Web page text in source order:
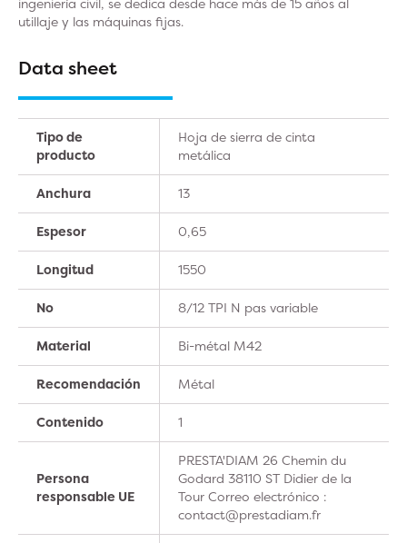
utillaje y las máquinas fijas.
Data sheet
Tipo de
producto
Hoja de sierra de cinta
metálica
Anchura 13
Espesor 0,65
Longitud 1550
No 8/12 TPI N pas variable
Material Bi-métal M42
Recomendación Métal
Contenido 1
Persona
responsable UE
PRESTA'DIAM 26 Chemin du
Godard 38110 ST Didier de la
Tour Correo electrónico :
contact@prestadiam.fr